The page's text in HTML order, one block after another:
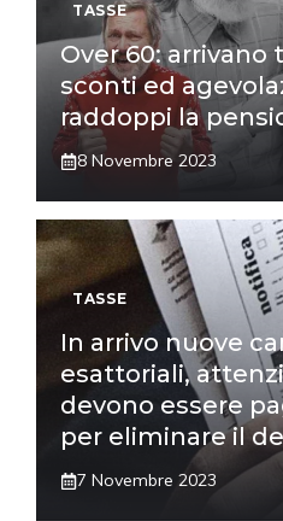
TASSE
Over 60: arrivano
sconti ed
raddoppi la
8 Novembre 2023
TASSE
In arrivo nuove
esattoriali,
devono essere
per eliminare il
7 Novembre 2023